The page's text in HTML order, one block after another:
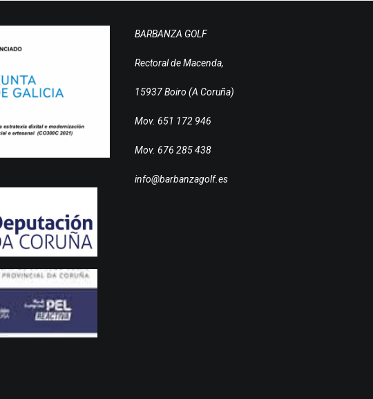
BARBANZA GOLF
Rectoral de Macenda,
15937 Boiro (A Coruña)
Mov. 651 172 946
Mov. 676 285 438
info@barbanzagolf.es